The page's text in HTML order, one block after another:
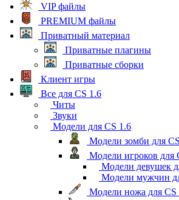
VIP файлы
PREMIUM файлы
Приватный материал
Приватные плагины
Приватные сборки
Клиент игры
Все для CS 1.6
Читы
Звуки
Модели для CS 1.6
Модели зомби для
Модели игроков для
Модели девушек
Модели мужчин
Модели ножа для CS